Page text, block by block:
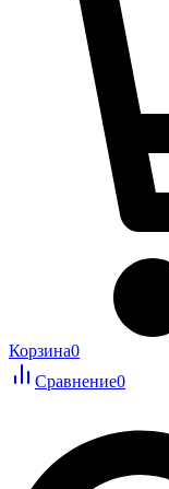
Корзина0
Сравнение0